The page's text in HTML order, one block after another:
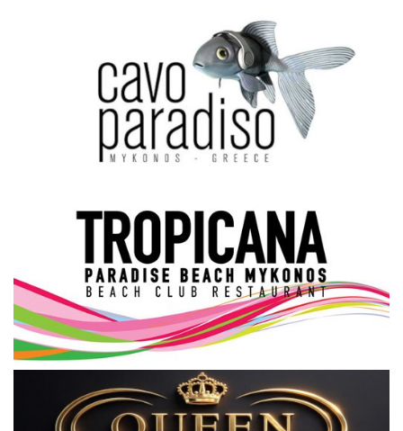
Science & Tech
Aegean Islands
Σεβασμιώτατος Δωρόθεος Β’
Cost Of Living Crisis
Opinion + Analysis
L’Art des Sens